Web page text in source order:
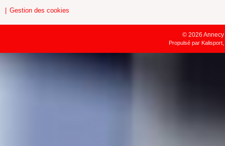
Gestion des cookies
© 2026
Propulsé par